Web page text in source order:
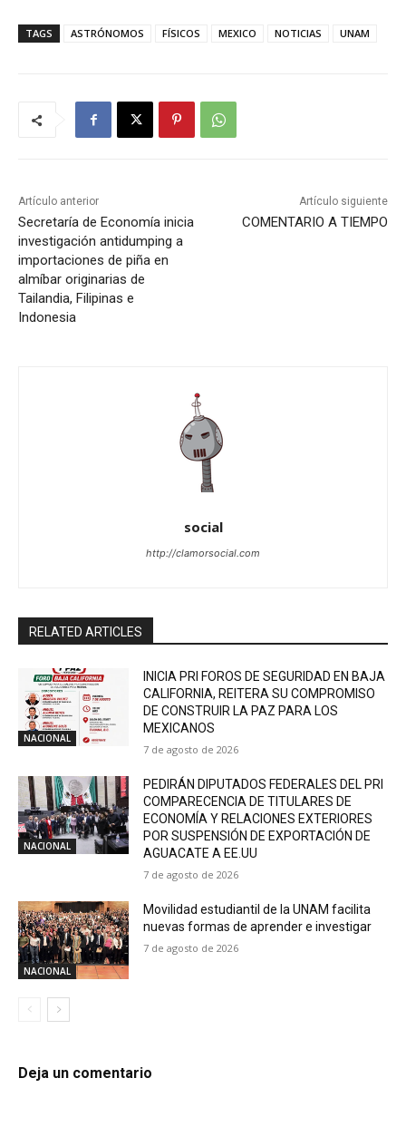
TAGS ASTRÓNOMOS FÍSICOS MEXICO NOTICIAS UNAM
Artículo anterior
Secretaría de Economía inicia
investigación antidumping a
importaciones de piña en
almíbar originarias de
Tailandia, Filipinas e
Indonesia
Artículo siguiente
COMENTARIO A TIEMPO
social
http://clamorsocial.com
RELATED ARTICLES
NACIONAL
INICIA PRI FOROS DE SEGURIDAD EN BAJA
CALIFORNIA, REITERA SU COMPROMISO
DE CONSTRUIR LA PAZ PARA LOS
MEXICANOS
7 de agosto de 2026
NACIONAL
PEDIRÁN DIPUTADOS FEDERALES DEL PRI
COMPARECENCIA DE TITULARES DE
ECONOMÍA Y RELACIONES EXTERIORES
POR SUSPENSIÓN DE EXPORTACIÓN DE
AGUACATE A EE.UU
7 de agosto de 2026
NACIONAL
Movilidad estudiantil de la UNAM facilita
nuevas formas de aprender e investigar
7 de agosto de 2026
Deja un comentario